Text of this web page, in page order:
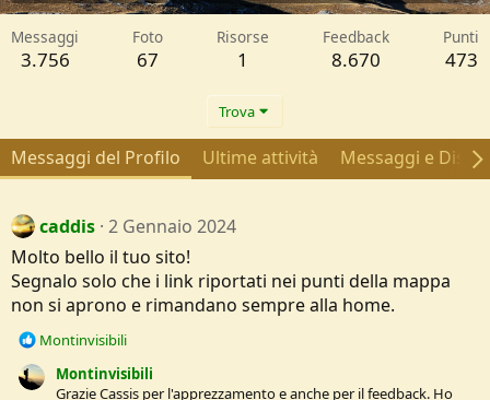
Messaggi
3.756
Foto
67
Risorse
1
Feedback
8.670
Punti
473
Trova
Messaggi del Profilo Ultime attività Messaggi e
caddis 2 Gennaio 2024
Molto bello il tuo sito!
Segnalo solo che i link riportati nei punti della mappa
non si aprono e rimandano sempre alla home.
R
a
Montinvisibili
Montinvisibili
Grazie Cassis per l'apprezzamento e anche per il feedback. Ho